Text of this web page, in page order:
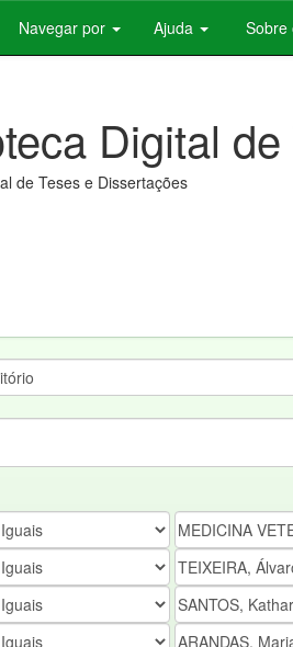
Navegar por Ajuda Sobre
Digital
de Teses e Dissertações